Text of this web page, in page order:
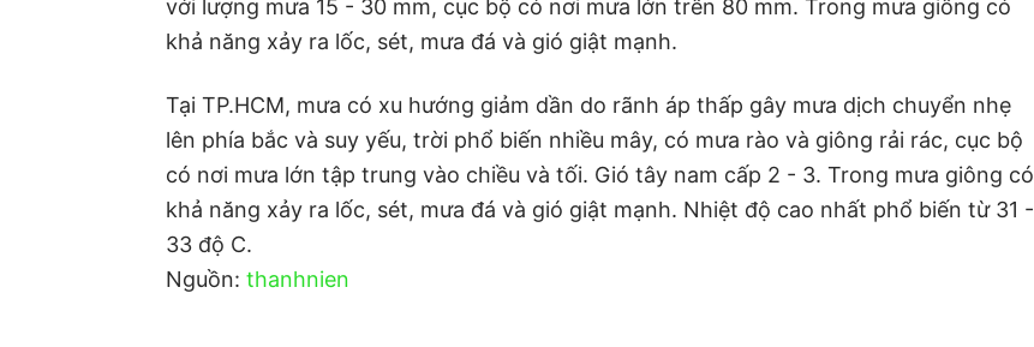
với lượng mưa 15 - 30 mm, cục bộ có nơi mưa lớn trên 80 mm. Trong mưa giông có
khả năng xảy ra lốc, sét, mưa đá và gió giật mạnh.
Tại TP.HCM, mưa có xu hướng giảm dần do rãnh áp thấp gây mưa dịch chuyển nhẹ
lên phía bắc và suy yếu, trời phổ biến nhiều mây, có mưa rào và giông rải rác, cục bộ
có nơi mưa lớn tập trung vào chiều và tối. Gió tây nam cấp 2 - 3. Trong mưa giông có
khả năng xảy ra lốc, sét, mưa đá và gió giật mạnh. Nhiệt độ cao nhất phổ biến từ 31 -
33 độ C.
Nguồn: thanhnien